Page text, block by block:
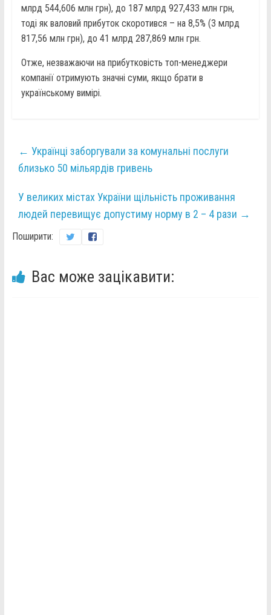
млрд 544,606 млн грн), до 187 млрд 927,433 млн грн,
тоді як валовий прибуток скоротився – на 8,5% (3 млрд
817,56 млн грн), до 41 млрд 287,869 млн грн.
Отже, незважаючи на прибутковість топ-менеджери
компанії отримують значні суми, якщо брати в
українському вимірі.
← Українці заборгували за комунальні послуги
близько 50 мільярдів гривень
У великих містах України щільність проживання
людей перевищує допустиму норму в 2 – 4 рази →
Поширити:
Вас може зацікавити: